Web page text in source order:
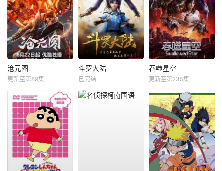
沧元图
更新至第89集
斗罗大陆
已完结
吞噬星空
更新至第235集